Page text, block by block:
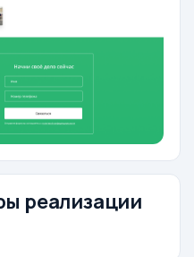
реализации